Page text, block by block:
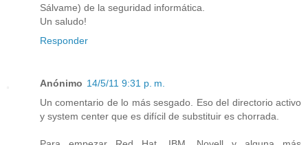
Sálvame) de la seguridad informática.
Un saludo!
Responder
Anónimo 14/5/11 9:31 p. m.
Un comentario de lo más sesgado. Eso del directorio activo
y system center que es difícil de substituir es chorrada.